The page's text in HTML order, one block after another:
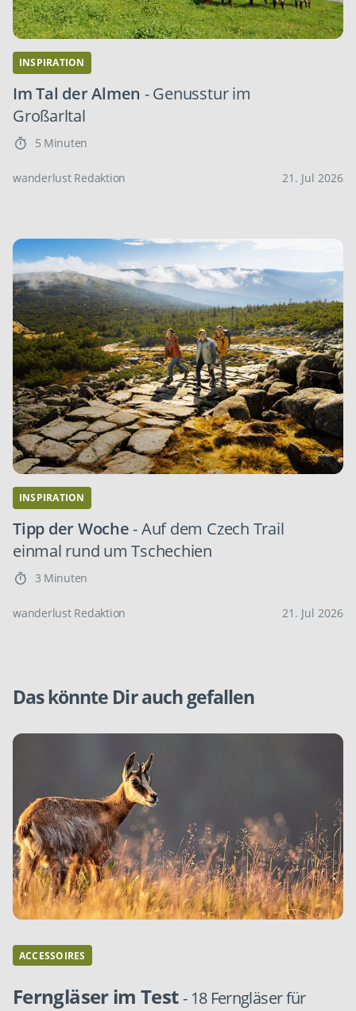
INSPIRATION
Im Tal der Almen - Genusstur im
Großarltal
5 Minuten
wanderlust Redaktion 21. Jul 2026
INSPIRATION
Tipp der Woche- Auf dem Czech Trail
einmal rund um Tschechien
3 Minuten
wanderlust Redaktion 21. Jul 2026
Das könnte Dir auch gefallen
ACCESSOIRES
Ferngläser im Test- 18 Ferngläser für